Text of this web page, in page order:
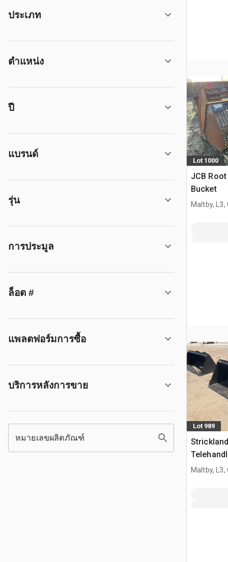
ประเภท
ตำแหน่ง
ปี
แบรนด์
รุ่น
การประมูล
ล็อต #
แพลตฟอร์มการซื้อ
บริการหลังการขาย
หมายเลขผลิตภัณฑ์
Lot 1000
JCB
Bucket
Maltby, L3,
Lot 989
Manitou
Maltby, L3,